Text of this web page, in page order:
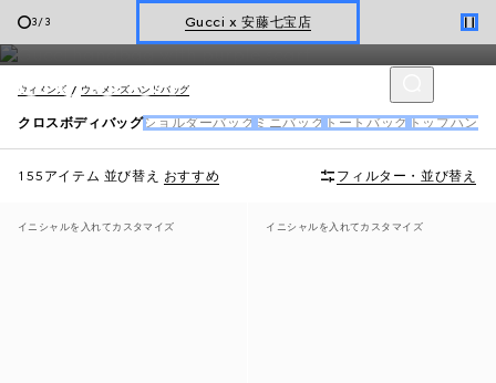
1/3 Gucci x 安藤七宝店
オンライン限定 〔GGマーモント〕
クロスボディバッグ
ウィメンズ ウィメンズ ハンドバッグ
クロスボディバッグショルダーバッグ ミニバッグ トートバッグ トップハン
155アイテム 並び替え おすすめ フィルター・並び替え
イニシャルを入れてカスタマイズ イニシャルを入れてカスタマイズ